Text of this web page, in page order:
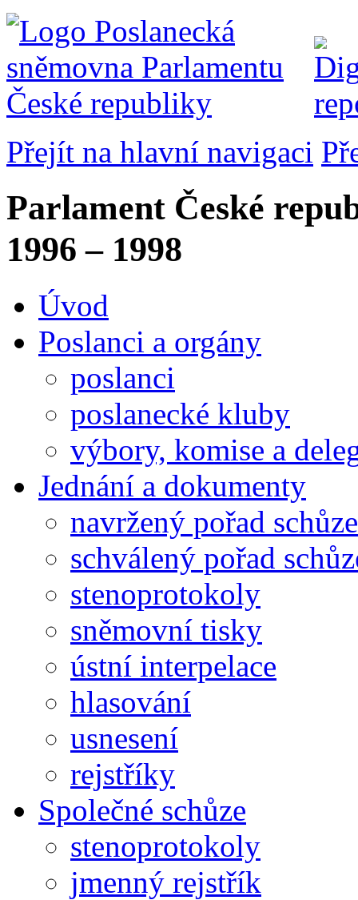
Přejít na hlavní navigaci
Parlament České
1996 – 1998
Úvod
Poslanci a orgány
poslanci
poslanecké kluby
výbory, komise a
Jednání a dokumenty
navržený pořad schůze
schválený pořad
stenoprotokoly
sněmovní tisky
ústní interpelace
hlasování
usnesení
rejstříky
Společné schůze
stenoprotokoly
jmenný rejstřík